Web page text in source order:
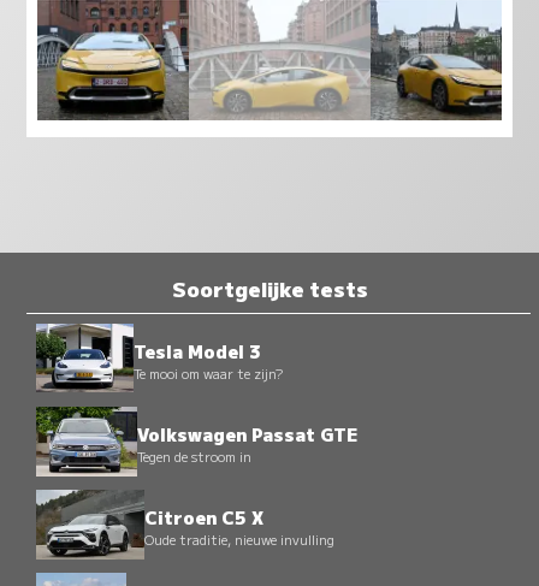
Soortgelijke tests
Tesla Model 3
Te mooi om waar te zijn?
Volkswagen Passat GTE
Tegen de stroom in
Citroen C5 X
Oude traditie, nieuwe invulling